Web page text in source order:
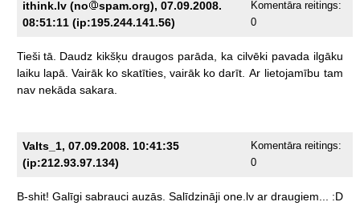
ithink.lv (no
spam.org), 07.09.2008.
08:51:11 (ip:195.244.141.56)
Komentāra reitings:
0
Tieši tā. Daudz kikšķu draugos parāda, ka cilvēki pavada ilgāku
laiku lapā. Vairāk ko skatīties, vairāk ko darīt. Ar lietojamību tam
nav nekāda sakara.
Valts_1, 07.09.2008. 10:41:35
(ip:212.93.97.134)
Komentāra reitings:
0
B-shit! Galīgi sabrauci auzās. Salīdzināji one.lv ar draugiem... :D